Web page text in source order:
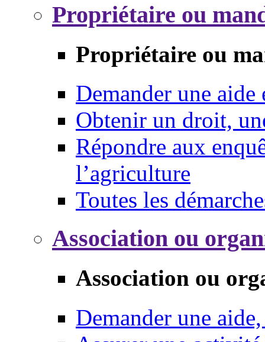
Propriétaire ou
Propriétaire ou
Demander une aide
Obtenir un droit,
Répondre aux
l’agriculture
Toutes les
Association ou
Association ou
Demander une